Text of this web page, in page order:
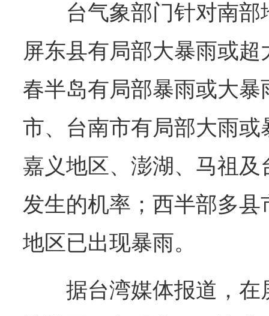
台气象部门针对南
屏东县有局部大暴雨或
春半岛有局部暴雨或大
市、台南市有局部大雨
嘉义地区、澎湖、马祖
发生的机率；西半部多
地区已出现暴雨。
据台湾媒体报道，